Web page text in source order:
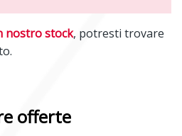
nostro stock, potresti trovare
offerte